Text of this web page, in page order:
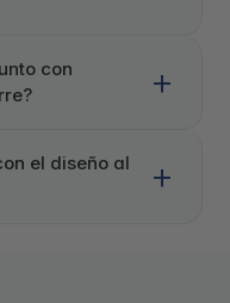
con
el diseño al